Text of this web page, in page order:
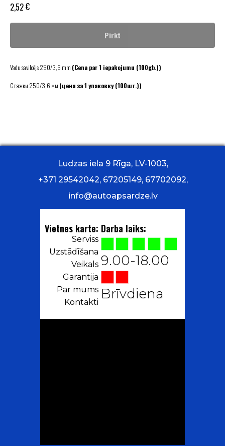
2,52€
Pirkt
Vadu savilcējs 250/3,6 mm (Cena par 1 iepakojumu (100gb.))
Стяжки 250/3,6 мм (цена за 1 упаковку (100шт.))
Brīvdiena
9.00-18.00
Darba laiks:
Ludzas iela 9 Rīga, LV-1003,
+371 29542042, 67205149, 67702092,
info@autoapsardze.lv
Kontakti
Par mums
Garantija
Veikals
Uzstādīšana
Serviss
Vietnes karte: